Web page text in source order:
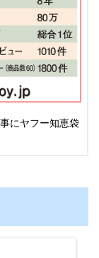
にヤフー知恵袋